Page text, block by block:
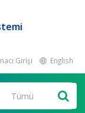
Girişi English